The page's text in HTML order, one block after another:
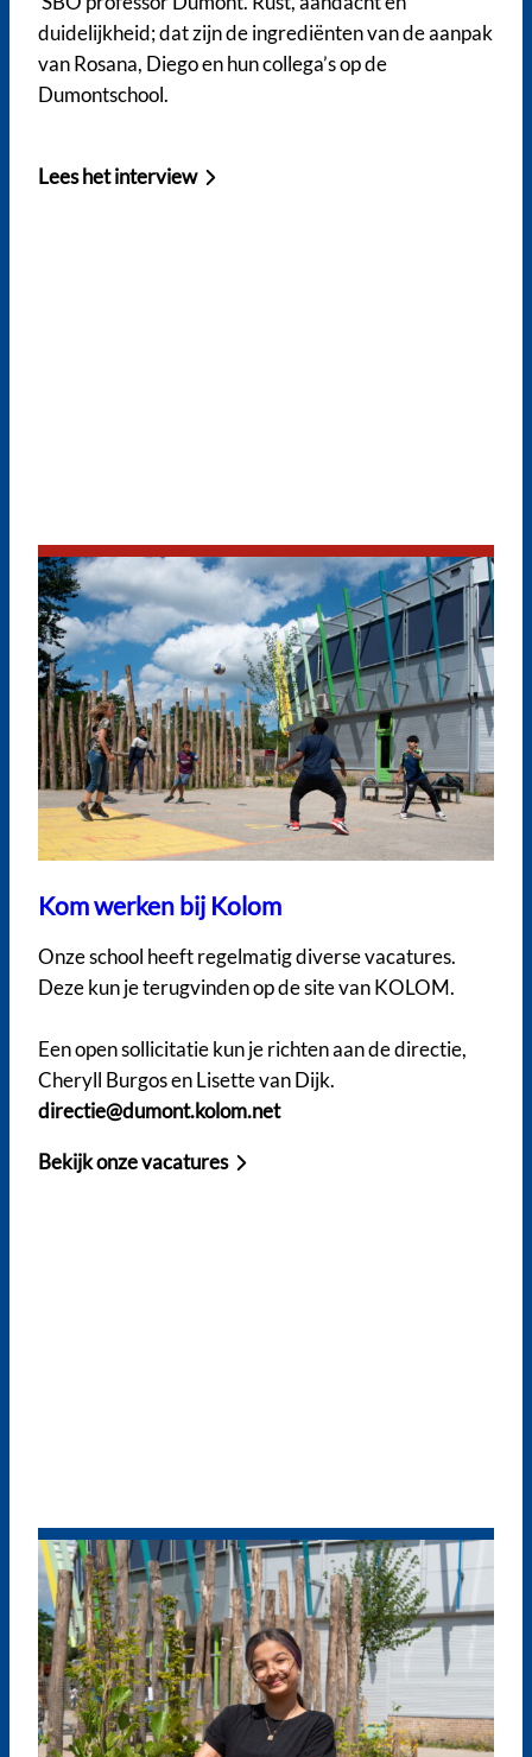
duidelijkheid; dat zijn de ingrediënten van de aanpak
van Rosana, Diego en hun collega’s op de
Dumontschool.
Lees het interview
Kom werken bij Kolom
Onze school heeft regelmatig diverse vacatures.
Deze kun je terugvinden op de site van KOLOM.
Een open sollicitatie kun je richten aan de directie,
Cheryll Burgos en Lisette van Dijk.
directie@dumont.kolom.net
Bekijk onze vacatures